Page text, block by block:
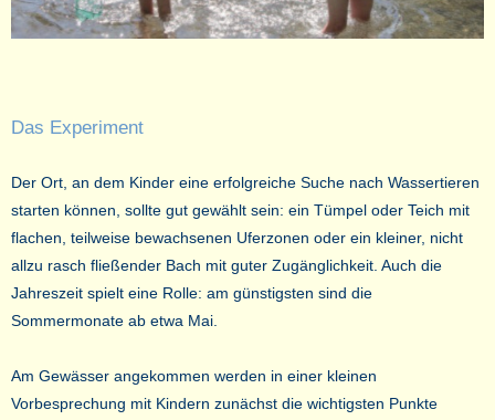
Das Experiment
Der Ort, an dem Kinder eine erfolgreiche Suche nach Wassertieren
starten können, sollte gut gewählt sein: ein Tümpel oder Teich mit
flachen, teilweise bewachsenen Uferzonen oder ein kleiner, nicht
allzu rasch fließender Bach mit guter Zugänglichkeit. Auch die
Jahreszeit spielt eine Rolle: am günstigsten sind die
Sommermonate ab etwa Mai.
Am Gewässer angekommen werden in einer kleinen
Vorbesprechung mit Kindern zunächst die wichtigsten Punkte